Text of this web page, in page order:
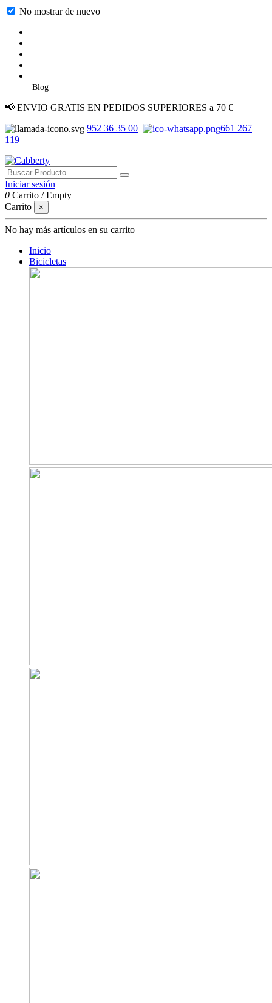
No mostrar de nuevo
|Blog
📢 ENVIO GRATIS EN PEDIDOS SUPERIORES a 70 €
952 36 35 00
661 267
119
Iniciar sesión
0 Carrito /Empty
Carrito
×
No hay más artículos en su carrito
Inicio
Bicicletas